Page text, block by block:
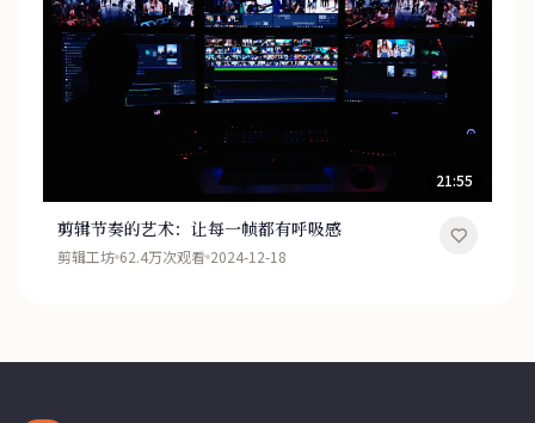
21:55
剪辑节奏的艺术：让每一帧都有呼吸感
剪辑工坊 62.4万次观看 2024-12-18